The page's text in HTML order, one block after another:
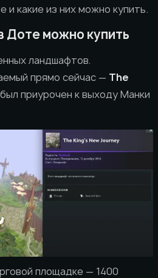
какие из них можно купить.
Доте можно купить
ландшафтов.
прямо сейчас — The
приурочен к выходу Манки
площадке — 1400